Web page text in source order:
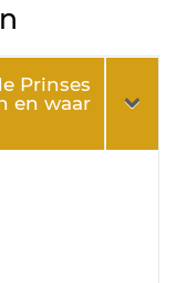
Prinses
en waar